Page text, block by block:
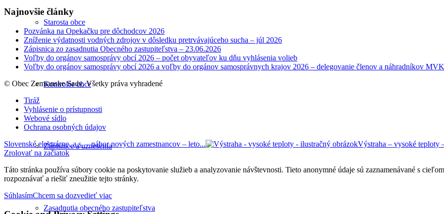
Starosta obce
Kontrolór obce
Zápisnice a uznesenia
Zasadnutia obecného zastupiteľstva
Najnovšie články
Pozvánka na Opekačku pre dôchodcov 2026
Zníženie výdatnosti vodných zdrojov v dôsledku pretrvávajúceho sucha – júl 2026
Zápisnica zo zasadnutia Obecného zastupiteľstva – 23.06.2026
Voľby do orgánov samosprávy obcí 2026 – počet obyvateľov ku dňu vyhlásenia volieb
Voľby do orgánov samosprávy obcí 2026 a voľby do orgánov samosprávnych krajov 2026 – delegovanie členov a náhradníkov MVK
© Obec Zemianske Sady, Všetky práva vyhradené
Tiráž
Vyhlásenie o prístupnosti
Webové sídlo
Ochrana osobných údajov
Slovenské elektrárne, a.s. – nábor nových zamestnancov – leto...
Výstraha – vysoké teploty
Zrolovať na začiatok
Táto stránka používa súbory cookie na poskytovanie služieb a analyzovanie návštevnosti. Tieto anonymné údaje sú zaznamenávané s
rozpoznávať a riešiť zneužitie tejto stránky.
SúhlasímChcem sa dozvedieť viac